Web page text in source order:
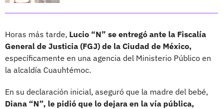
Horas más tarde, Lucio “N” se entregó ante la Fiscalía
General de Justicia (FGJ) de la Ciudad de México,
específicamente en una agencia del Ministerio Público en
la alcaldía Cuauhtémoc.
En su declaración inicial, aseguró que la madre del bebé,
Diana “N”, le pidió que lo dejara en la vía pública,